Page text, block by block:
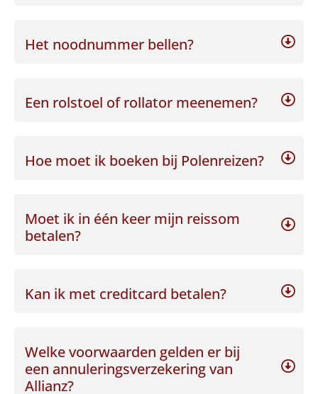
Het noodnummer bellen?
Een rolstoel of rollator meenemen?
Hoe moet ik boeken bij Polenreizen?
Moet ik in één keer mijn reissom
betalen?
Kan ik met creditcard betalen?
Welke voorwaarden gelden er bij
een annuleringsverzekering van
Allianz?